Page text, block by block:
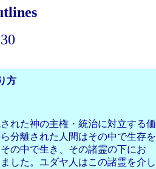
方
れた神の主権・統治に対立する価
分離された人間はその中で生存を
の中で生き、その諸霊の下にお
した。ユダヤ人はこの諸霊を介し